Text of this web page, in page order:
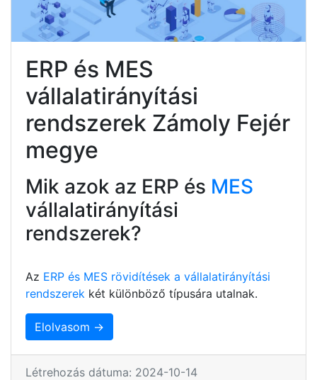
ERP és MES
vállalatirányítási
rendszerek Zámoly Fejér
megye
Mik azok az ERP és MES
vállalatirányítási
rendszerek?
Az ERP és MES rövidítések a vállalatirányítási
rendszerek két különböző típusára utalnak.
Elolvasom →
Létrehozás dátuma: 2024-10-14